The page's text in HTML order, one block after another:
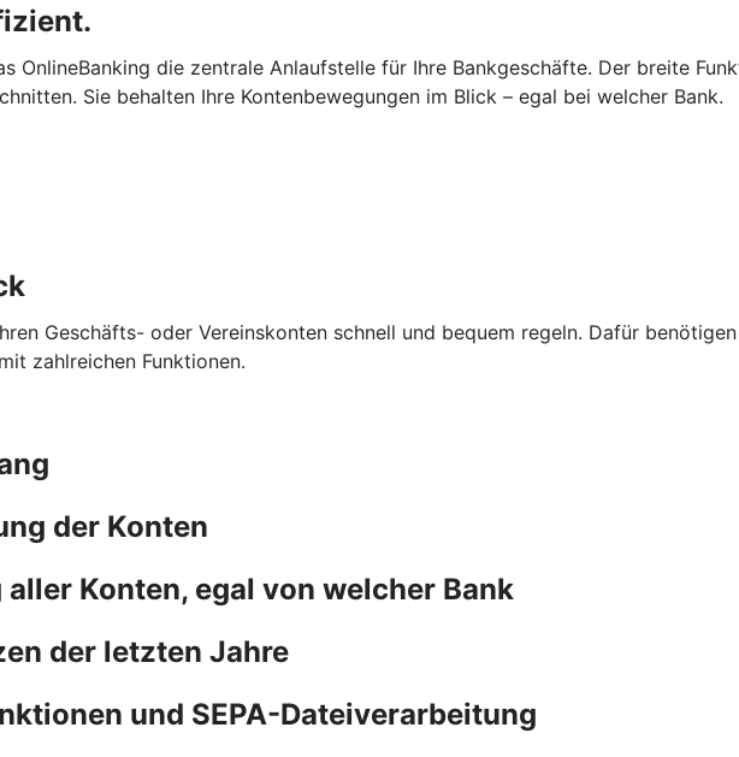
OnlineBanking die zentrale Anlaufstelle für Ihre Bankgeschäfte. Der breite
Sie behalten Ihre Kontenbewegungen im Blick – egal bei welcher Bank.
Geschäfts- oder Vereinskonten schnell und bequem regeln. Dafür
zahlreichen Funktionen.
der Konten
Konten, egal von welcher Bank
der letzten Jahre
und SEPA-Dateiverarbeitung